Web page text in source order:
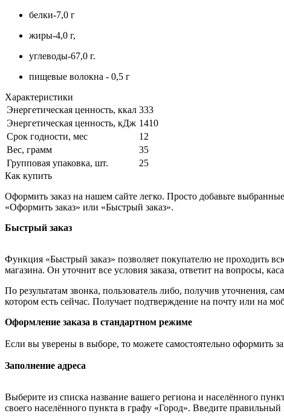
белки-7,0 г
жиры-4,0 г,
углеводы-67,0 г.
пищевые волокна - 0,5 г
Характеристики
Энергетическая ценность, ккал 333
Энергетическая ценность, кДж 1410
Срок годности, мес
12
Вес, грамм
35
Групповая упаковка, шт.
25
Как купить
Оформить заказ на нашем сайте легко. Просто добавьте
«Оформить заказ» или «Быстрый заказ».
Быстрый заказ
Функция «Быстрый заказ» позволяет покупателю не проходить
магазина. Он уточнит все условия заказа, ответит на вопросы,
По результатам звонка, пользователь либо, получив уточнения,
котором есть сейчас. Получает подтверждение на почту или на
Оформление заказа в стандартном режиме
Если вы уверены в выборе, то можете самостоятельно оформить
Заполнение адреса
Выберите из списка название вашего региона и населённого
своего населённого пункта в графу «Город». Введите правильный